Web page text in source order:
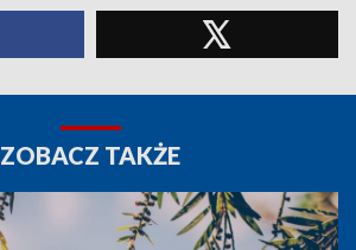
ZOBACZ TAKŻE